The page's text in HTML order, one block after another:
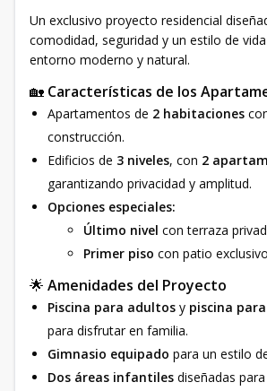
Un exclusivo proyecto residencial
comodidad, seguridad y un estilo de
entorno moderno y natural.
🏡 Características de los
Apartamentos de 2 habitaciones
construcción.
Edificios de 3 niveles, con 2
garantizando privacidad y amplitud.
Opciones especiales:
Último nivel con terraza
Primer piso con patio
🌟 Amenidades del Proyecto
Piscina para adultos y piscina
para disfrutar en familia.
Gimnasio equipado para un estilo
Dos áreas infantiles diseñadas